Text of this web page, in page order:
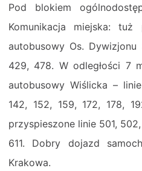
Pod blokiem
Komunikacja miejska:
autobusowy Os.
429, 478. W odległości 7
autobusowy Wiślicka –
142, 152, 159, 172, 178,
przyspieszone linie 501,
611. Dobry dojazd
Krakowa.